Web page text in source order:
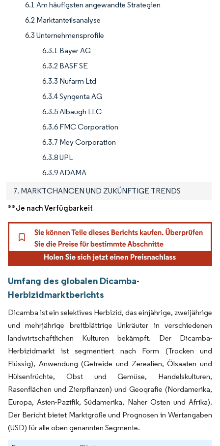
6.1 Am häufigsten angewandte Strategien
6.2 Marktanteilsanalyse
6.3 Unternehmensprofile
6.3.1 Bayer AG
6.3.2 BASF SE
6.3.3 Nufarm Ltd
6.3.4 Syngenta AG
6.3.5 Albaugh LLC
6.3.6 FMC Corporation
6.3.7 Mey Corporation
6.3.8 UPL
6.3.9 ADAMA
7. MARKTCHANCEN UND ZUKÜNFTIGE TRENDS
**Je nach Verfügbarkeit
Umfang des globalen Dicamba-
Herbizidmarktberichts
Dicamba ist ein selektives Herbizid, das einjährige, zweijährige
und mehrjährige breitblättrige Unkräuter in verschiedenen
landwirtschaftlichen Kulturen bekämpft. Der Dicamba-
Herbizidmarkt ist segmentiert nach Form (Trocken und
Flüssig), Anwendung (Getreide und Zerealien, Ölsaaten und
Hülsenfrüchte, Obst und Gemüse, Handelskulturen,
Rasenflächen und Zierpflanzen) und Geografie (Nordamerika,
Europa, Asien-Pazifik, Südamerika, Naher Osten und Afrika).
Der Bericht bietet Marktgröße und Prognosen in Wertangaben
(USD) für alle oben genannten Segmente.